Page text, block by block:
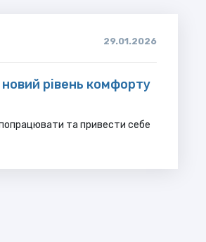
29.01.2026
рівень комфорту
та привести себе